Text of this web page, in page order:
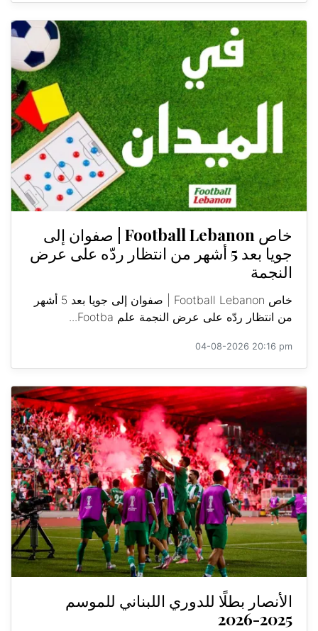
خاص Football Lebanon | صفوان إلى
جويا بعد 5 أشهر من انتظار ردّه على عرض
النجمة
خاص Football Lebanon | صفوان إلى جويا بعد 5 أشهر
من انتظار ردّه على عرض النجمة علم Footba...
04-08-2026 20:16 pm
الأنصار بطلًا للدوري اللبناني للموسم
2025-2026